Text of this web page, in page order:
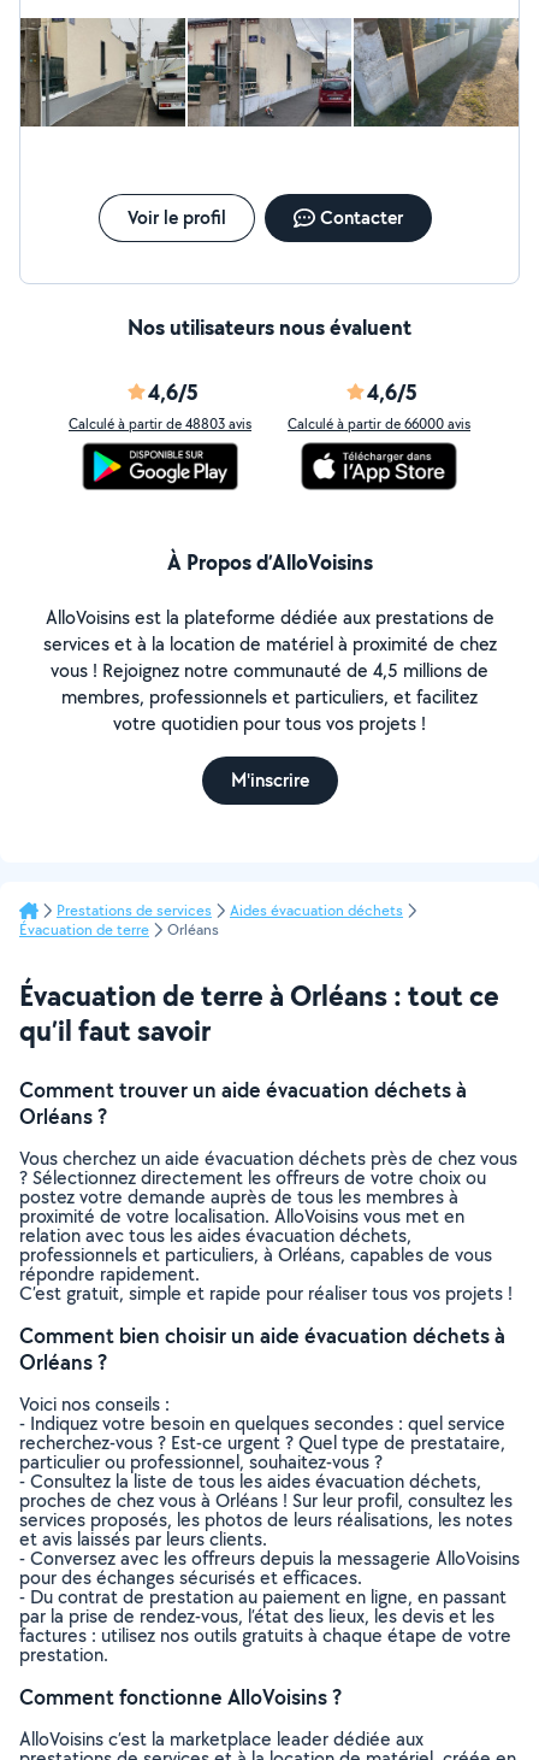
convenables. Conventionné pour une partie des travaux pour
déduction d impôt.
Voir le profil Contacter
Nos utilisateurs nous évaluent
4,6/5
Calculé à partir de 48803 avis
4,6/5
Calculé à partir de 66000 avis
À Propos d’AlloVoisins
AlloVoisins est la plateforme dédiée aux prestations de
services et à la location de matériel à proximité de chez
vous ! Rejoignez notre communauté de 4,5 millions de
membres, professionnels et particuliers, et facilitez
votre quotidien pour tous vos projets !
M'inscrire
Prestations de services
Aides évacuation déchets
Évacuation de terre
Orléans
Évacuation de terre à Orléans : tout ce
qu’il faut savoir
Comment trouver un aide évacuation déchets à
Orléans ?
Vous cherchez un aide évacuation déchets près de chez vous
? Sélectionnez directement les offreurs de votre choix ou
postez votre demande auprès de tous les membres à
proximité de votre localisation. AlloVoisins vous met en
relation avec tous les aides évacuation déchets,
professionnels et particuliers, à Orléans, capables de vous
répondre rapidement.
C’est gratuit, simple et rapide pour réaliser tous vos projets !
Comment bien choisir un aide évacuation déchets à
Orléans ?
Voici nos conseils :
- Indiquez votre besoin en quelques secondes : quel service
recherchez-vous ? Est-ce urgent ? Quel type de prestataire,
particulier ou professionnel, souhaitez-vous ?
- Consultez la liste de tous les aides évacuation déchets,
proches de chez vous à Orléans ! Sur leur profil, consultez les
services proposés, les photos de leurs réalisations, les notes
et avis laissés par leurs clients.
- Conversez avec les offreurs depuis la messagerie AlloVoisins
pour des échanges sécurisés et efficaces.
- Du contrat de prestation au paiement en ligne, en passant
par la prise de rendez-vous, l’état des lieux, les devis et les
factures : utilisez nos outils gratuits à chaque étape de votre
prestation.
Comment fonctionne AlloVoisins ?
AlloVoisins c’est la marketplace leader dédiée aux